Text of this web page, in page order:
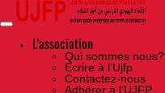
Skip
the
contentL'association
Qui sommes nous?
Ecrire à l’Ujfp
Contactez-nous
Adhérer à l’UJFP